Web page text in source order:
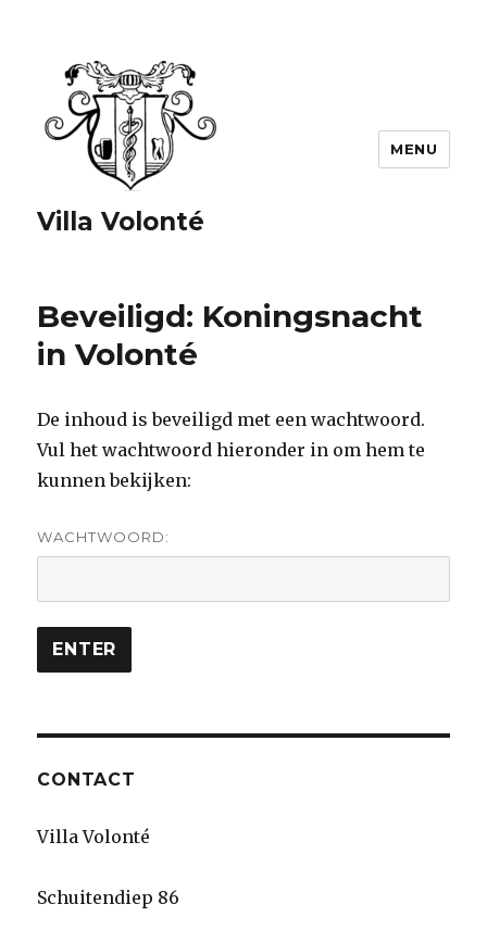
Villa Volonté
MENU
Beveiligd: Koningsnacht
in Volonté
De inhoud is beveiligd met een wachtwoord.
Vul het wachtwoord hieronder in om hem te
kunnen bekijken:
WACHTWOORD:
CONTACT
Villa Volonté
Schuitendiep 86